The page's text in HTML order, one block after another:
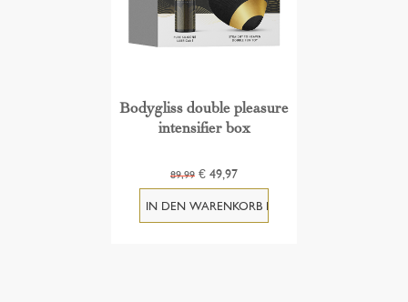
Bodygliss double pleasure
intensifier box
89,99 € 49,97